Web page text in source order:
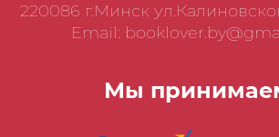
220086 г.Минск
Email:
Мы